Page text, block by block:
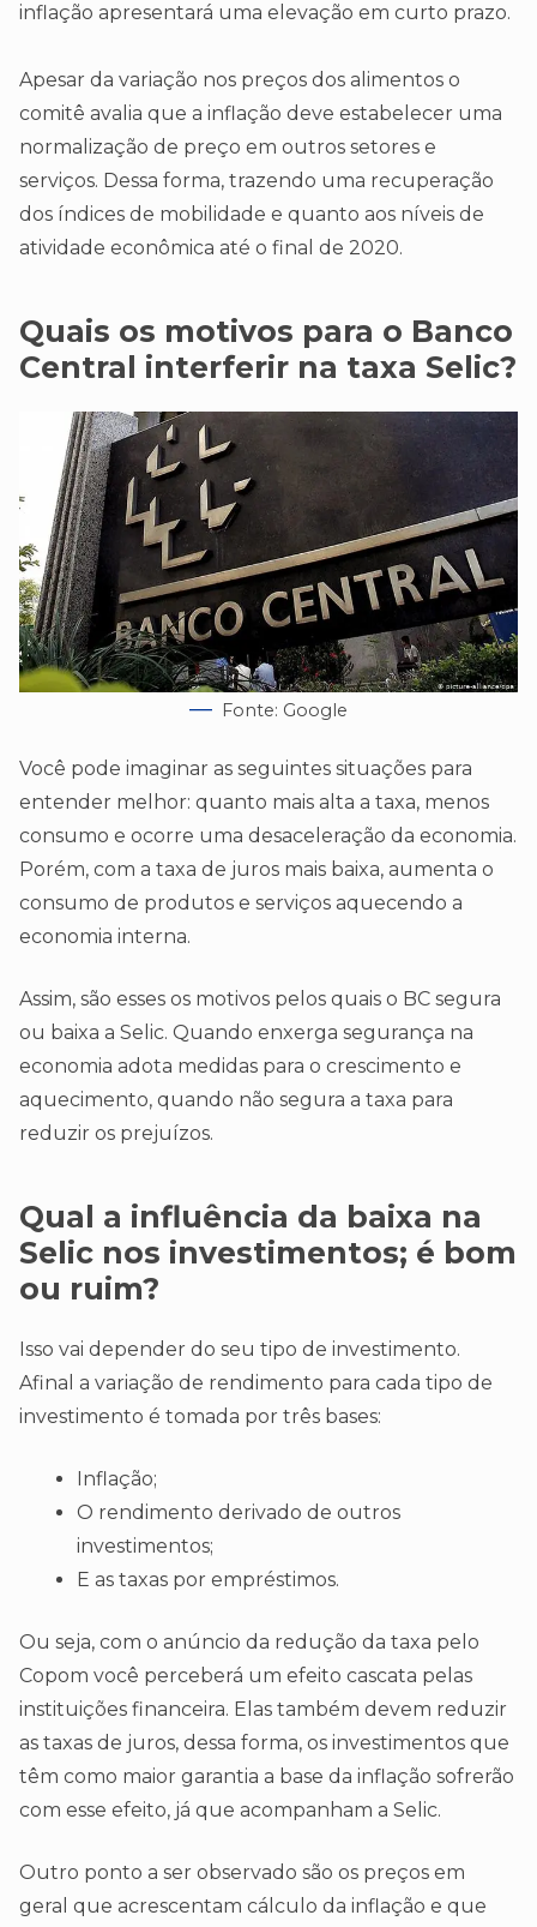
inflação apresentará uma elevação em curto prazo.
Apesar da variação nos preços dos alimentos o
comitê avalia que a inflação deve estabelecer uma
normalização de preço em outros setores e
serviços. Dessa forma, trazendo uma recuperação
dos índices de mobilidade e quanto aos níveis de
atividade econômica até o final de 2020.
Quais os motivos para o Banco
Central interferir na taxa Selic?
Fonte: Google
Você pode imaginar as seguintes situações para
entender melhor: quanto mais alta a taxa, menos
consumo e ocorre uma desaceleração da economia.
Porém, com a taxa de juros mais baixa, aumenta o
consumo de produtos e serviços aquecendo a
economia interna.
Assim, são esses os motivos pelos quais o BC segura
ou baixa a Selic. Quando enxerga segurança na
economia adota medidas para o crescimento e
aquecimento, quando não segura a taxa para
reduzir os prejuízos.
Qual a influência da baixa na
Selic nos investimentos; é bom
ou ruim?
Isso vai depender do seu tipo de investimento.
Afinal a variação de rendimento para cada tipo de
investimento é tomada por três bases:
Inflação;
O rendimento derivado de outros
investimentos;
E as taxas por empréstimos.
Ou seja, com o anúncio da redução da taxa pelo
Copom você perceberá um efeito cascata pelas
instituições financeira. Elas também devem reduzir
as taxas de juros, dessa forma, os investimentos que
têm como maior garantia a base da inflação sofrerão
com esse efeito, já que acompanham a Selic.
Outro ponto a ser observado são os preços em
geral que acrescentam cálculo da inflação e que